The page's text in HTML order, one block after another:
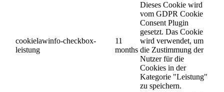
cookielawinfo-checkbox-
leistung
11
months
Dieses Cookie wird
vom GDPR Cookie
Consent Plugin
gesetzt. Das Cookie
wird verwendet, um
die Zustimmung der
Nutzer für die
Cookies in der
Kategorie "Leistung"
zu speichern.